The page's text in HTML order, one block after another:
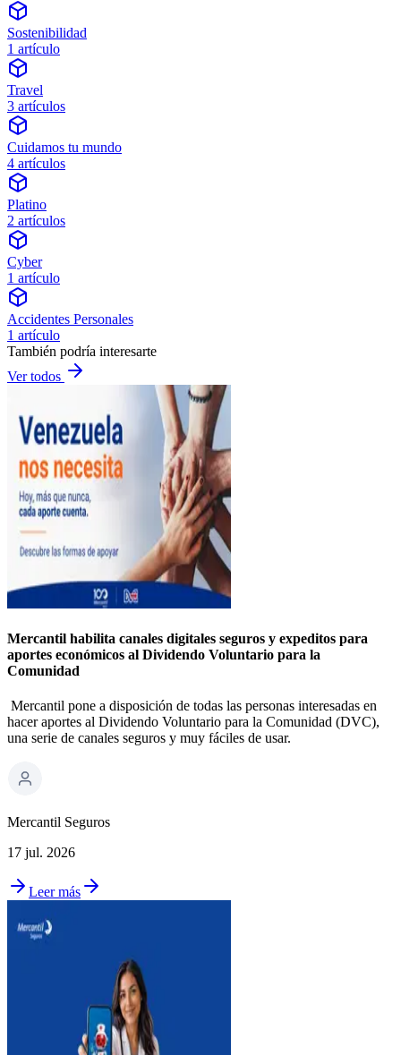
Sostenibilidad
1 artículo
Travel
3 artículos
Cuidamos tu mundo
4 artículos
Platino
2 artículos
Cyber
1 artículo
Accidentes Personales
1 artículo
También podría interesarte
Ver todos
Mercantil habilita canales digitales seguros y expeditos para
aportes económicos al Dividendo Voluntario para la
Comunidad
Mercantil pone a disposición de todas las personas interesadas en
hacer aportes al Dividendo Voluntario para la Comunidad (DVC),
una serie de canales seguros y muy fáciles de usar.
Mercantil Seguros
17 jul. 2026
Leer más